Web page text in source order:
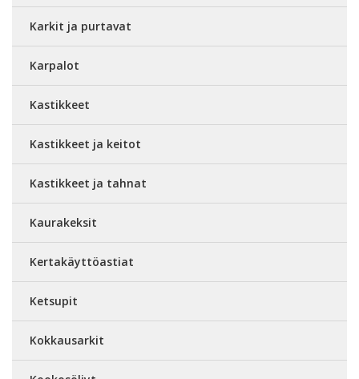
Karkit ja purtavat
Karpalot
Kastikkeet
Kastikkeet ja keitot
Kastikkeet ja tahnat
Kaurakeksit
Kertakäyttöastiat
Ketsupit
Kokkausarkit